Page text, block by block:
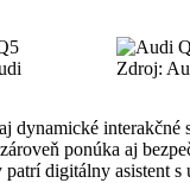
Zdroj:
dynamické interakčné
ponúka aj
digitálny asistent s